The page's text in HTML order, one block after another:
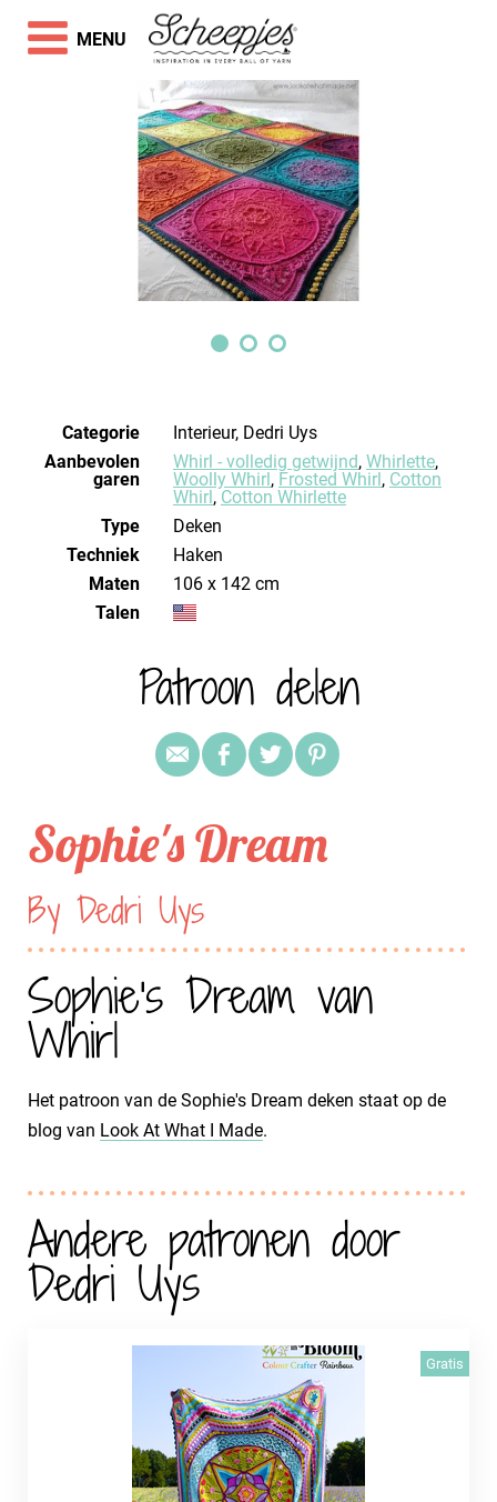
Categorie
Interieur, Dedri Uys
Aanbevolen
garen
Whirl - volledig getwijnd, Whirlette,
Woolly Whirl, Frosted Whirl, Cotton
Whirl, Cotton Whirlette
Type
Deken
Techniek
haken
Maten
106 x 142 cm
Talen
Patroon delen
Sophie's Dream
By Dedri Uys
Sophie's Dream van
Whirl
Het patroon van de Sophie's Dream deken staat op de
blog van Look At What I Made.
Andere patronen door
Dedri Uys
Gratis
MENU